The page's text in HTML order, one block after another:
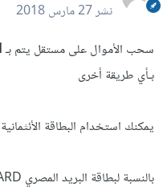
نشر27 مارس 2018
سحب الأموال على مستقل يتم بـPaypal
بـأي طريقة أخرى
يمكنك استخدام البطاقة